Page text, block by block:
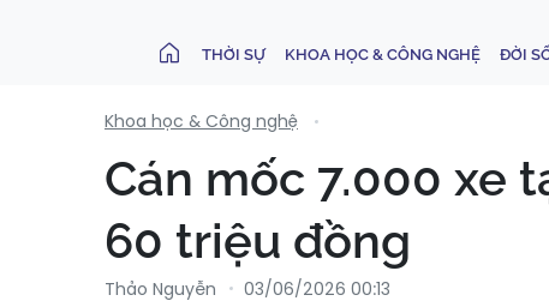
THỜI SỰ KHOA HỌC & CÔNG NGHỆ ĐỜI
Khoa học & Công nghệ
Cán mốc 7.000 xe
60 triệu đồng
Thảo Nguyễn 03/06/2026 00:13